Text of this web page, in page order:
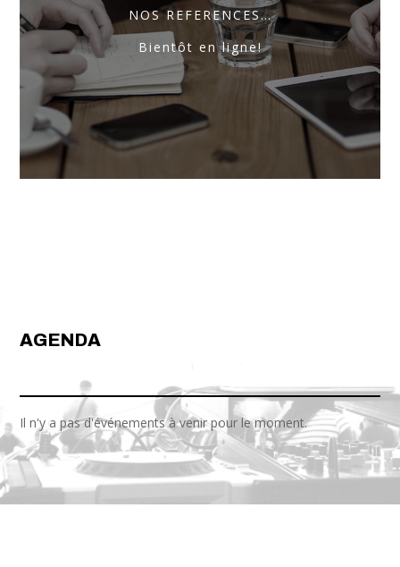
NOS REFERENCES…
Bientôt en ligne!
AGENDA
Il n'y a pas d'événements à venir pour le moment.